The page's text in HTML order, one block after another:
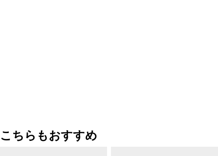
こちらもおすすめ